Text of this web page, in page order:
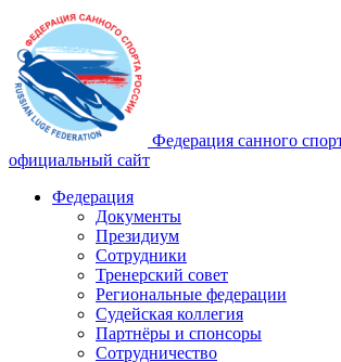
Федерация санного
официальный сайт
Федерация
Документы
Президиум
Сотрудники
Тренерский совет
Региональные федерации
Судейская коллегия
Партнёры и спонсоры
Сотрудничество